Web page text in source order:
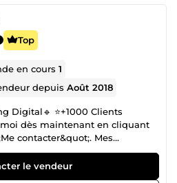
Top
en cours1
depuisAoût 2018
Digital🔹 ⭐+1000 Clients
moi dès maintenant en cliquant
contacter&quot;. Mes
(Facebook ads et Google ads)
✅ Emailing ✅ Funnel
à jour sur les
le vendeur